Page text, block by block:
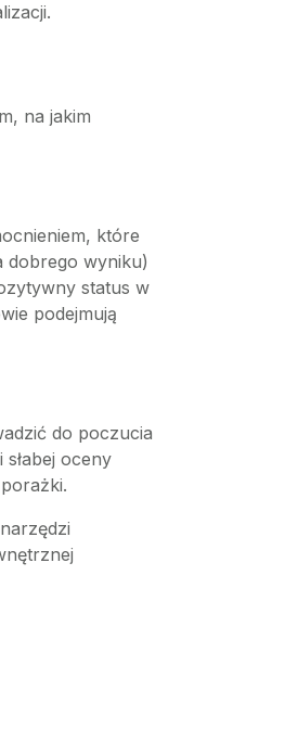
na jakim
które
dobrego wyniku)
status w
podejmują
do poczucia
oceny